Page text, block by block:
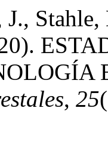
, 25